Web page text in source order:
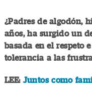
¿Padres de algodón,
años, ha surgido un
basada en el respeto
tolerancia a las
LEE: Juntos como